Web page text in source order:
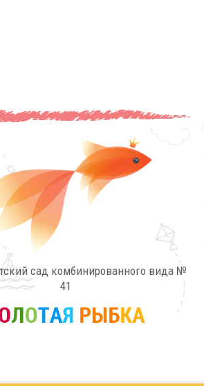
сад комбинированного вида №
41